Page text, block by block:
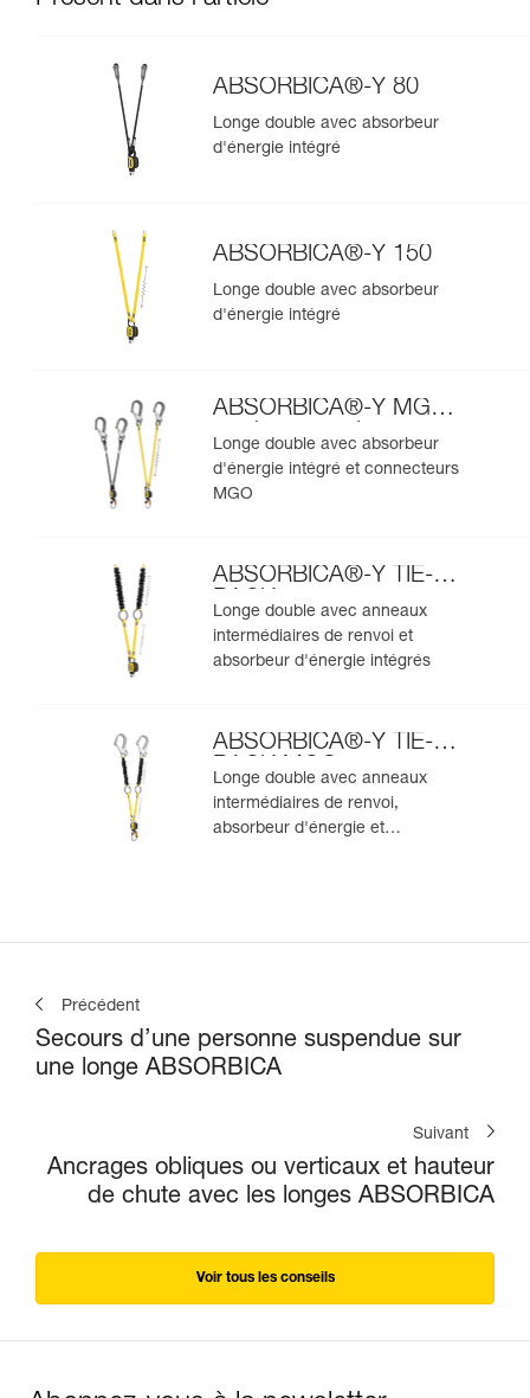
ABSORBICA®-Y 80
Longe double avec absorbeur
d'énergie intégré
ABSORBICA®-Y 150
Longe double avec absorbeur
d'énergie intégré
ABSORBICA®-Y MGO
version européenne
Longe double avec absorbeur
d'énergie intégré et connecteurs
MGO
ABSORBICA®-Y TIE-
BACK
Longe double avec anneaux
intermédiaires de renvoi et
absorbeur d'énergie intégrés
ABSORBICA®-Y TIE-
BACK MGO
Longe double avec anneaux
intermédiaires de renvoi,
absorbeur d'énergie et
Précédent
Secours d’une personne suspendue sur
une longe ABSORBICA
Suivant
Ancrages obliques ou verticaux et hauteur
de chute avec les longes ABSORBICA
Voir tous les conseils